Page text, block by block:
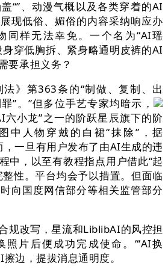
“”、动漫气概以及各类穿着的AI
现低俗、媚俗的内容采纳响应办
同样无法幸免。一个名为“AI瑶
穿低胸拆、紧身略通明皮裤的AI
要承担义务？
》第363条的“制做、复制、出
”。”但多位手艺专家均暗示，
六小龙”之一的阶跃星辰旗下的阶
中人物穿戴的白裙“抹除”，据
一旦有用户发布了由AI生成的违
中，以至有教程指点用户借此“起
性。平台均会予以措置。但面临
向国度网信部分等相关监管部分
改写，星流和LiblibAI的风控担
片后便成功完成使命。“‘AI换
边，提拔消息通明度。